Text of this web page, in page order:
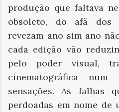
produção que faltava
obsoleto, do afã dos
revezam ano sim ano
cada edição vão
pelo poder visual,
cinematográfica
sensações. As falhas
perdoadas em nome de